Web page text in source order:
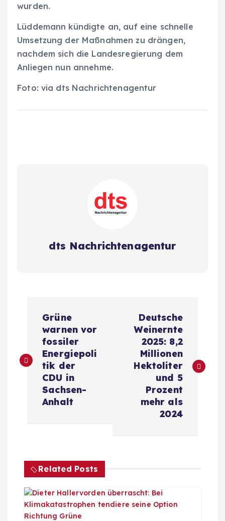
wurden.
Lüddemann kündigte an, auf eine schnelle
Umsetzung der Maßnahmen zu drängen,
nachdem sich die Landesregierung dem
Anliegen nun annehme.
Foto: via dts Nachrichtenagentur
dts Nachrichtenagentur
i
g
s
n
Grüne
warnen vor
fossiler
Energiepoli
tik der
CDU in
Sachsen-
Anhalt
Deutsche
Weinernte
2025: 8,2
Millionen
Hektoliter
und 5
Prozent
mehr als
2024
Related Posts